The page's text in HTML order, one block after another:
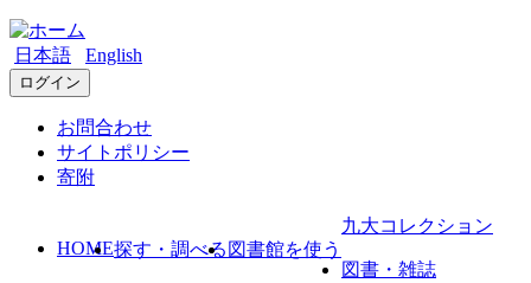
日本語 English
ログイン
お問合わせ
サイトポリシー
寄附
HOME探す・調べる 図書館を使う
九大コレクション
図書・雑誌